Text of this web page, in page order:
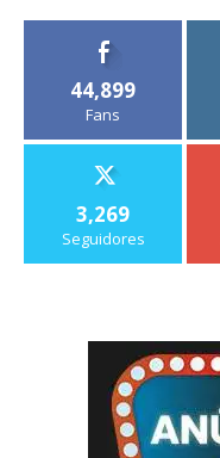
44,899
Fans
3,269
Seguidores